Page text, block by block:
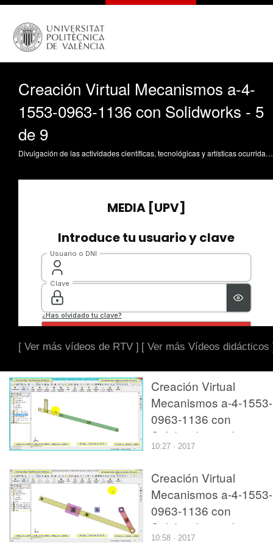
Creación Virtual Mecanismos a-4-
1553-0963-1136 con Solidworks - 5
de 9
Divulgación de las actividades científicas, tecnológicas y artísticas ocurridas en los tres campus de la UPV
[ Ver más vídeos de RTV ] [ Ver más Vídeos didácticos
Creación Virtual
Mecanismos a-4-1553-
0963-1136 con
Solidworks - 4 de 9
10:27 · 2017
Creación Virtual
Mecanismos a-4-1553-
0963-1136 con
Solidworks - 9 de 9
10:58 · 2017